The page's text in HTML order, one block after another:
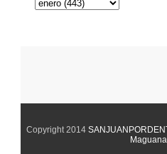
Copyright 2014